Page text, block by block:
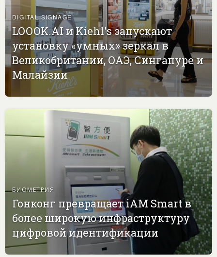
DIGITAL SIGNAGE
LOOOK.AI и Kiehl's запускают
установку «умных» зеркал в
Великобритании, ОАЭ, Сингапуре и
Малайзии
БИОМЕТРИЯ
Гонконг превращает iAM Smart в
более широкую инфраструктуру
цифровой идентификации